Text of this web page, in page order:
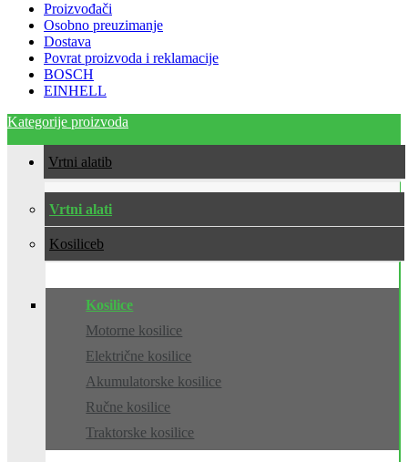
Proizvođači
Osobno preuzimanje
Dostava
Povrat proizvoda i reklamacije
BOSCH
EINHELL
Kategorije proizvoda
Vrtni alati
Vrtni alati
Kosilice
Kosilice
Motorne kosilice
Električne kosilice
Akumulatorske kosilice
Ručne kosilice
Traktorske kosilice